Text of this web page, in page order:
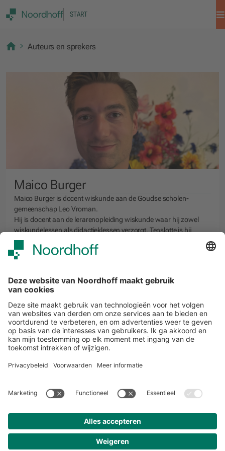
START
Auteurs en sprekers
Maico Burger
Maico Burger is docent wiskunde aan de Goudse scholen-
gemeenschap Leo Vroman.
Hij is docent aan de lerarenopleiding wiskunde waar hij zowel
wiskundelessen als didactieklessen verzorgt. Tenslotte is hij
auteur bij Noordhoff en schrijft hij regelmatig voor vakblad
Nederlandse Vereniging van Wiskundeleraren (NVvW) over
creatief wiskundeonderwijs. Dankzij zijn praktische en
door actief, samenwerkend leren te stimuleren.
START
Meer over Noordhoff
Contact
Volg ons